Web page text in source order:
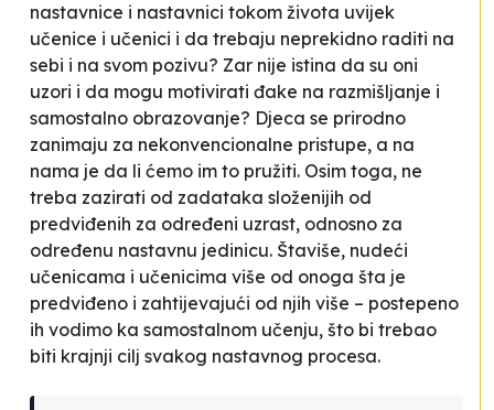
nastavnice i nastavnici tokom života uvijek
učenice i učenici i da trebaju neprekidno raditi na
sebi i na svom pozivu? Zar nije istina da su oni
uzori i da mogu motivirati đake na razmišljanje i
samostalno obrazovanje? Djeca se prirodno
zanimaju za nekonvencionalne pristupe, a na
nama je da li ćemo im to pružiti. Osim toga, ne
treba zazirati od zadataka složenijih od
predviđenih za određeni uzrast, odnosno za
određenu nastavnu jedinicu. Štaviše, nudeći
učenicama i učenicima više od onoga šta je
predviđeno i zahtijevajući od njih više – postepeno
ih vodimo ka samostalnom učenju, što bi trebao
biti krajnji cilj svakog nastavnog procesa.